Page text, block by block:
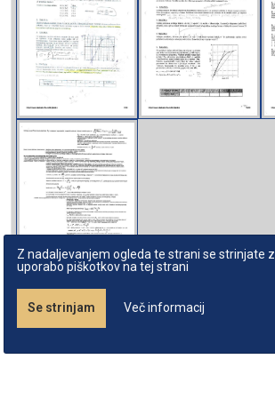
Z nadaljevanjem ogleda te strani se strinjate z
uporabo piškotkov na tej strani
Se strinjam Več informacij